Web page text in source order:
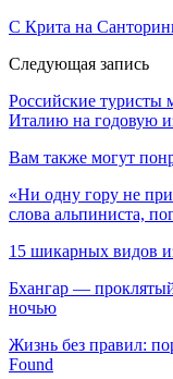
С Крита на
Следующая запись
Российские туристы
Италию на годовую
Вам также могут
«Ни одну гору не
слова альпиниста,
15 шикарных видов
Бхангар —
ночью
Жизнь без правил:
Found